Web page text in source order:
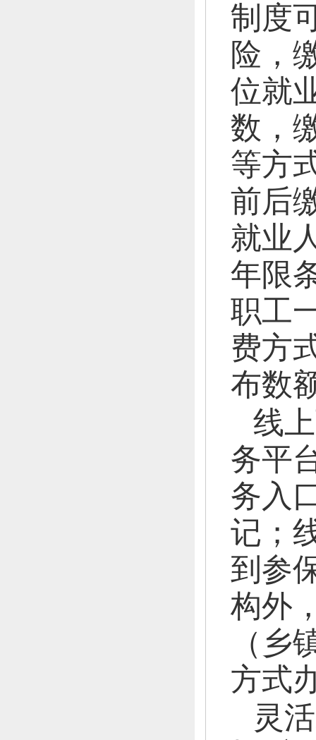
制度
险，
位就
数，
等方
前后
就业
年限
职工
费方
布数
线
务平
务入
记；
到参
构外
（乡
方式
灵